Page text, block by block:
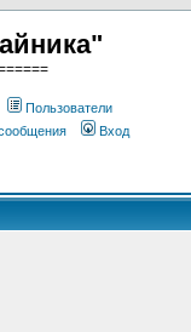
Пользователи
Вход